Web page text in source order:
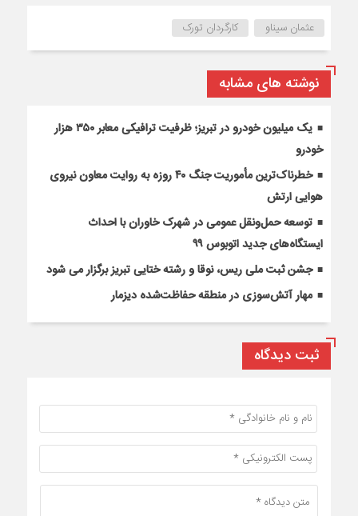
عثمان سیناو کارگردان تورک
نوشته های مشابه
یک میلیون خودرو در تبریز؛ ظرفیت ترافیکی معابر ۳۵۰ هزار
خودرو
خطرناک‌ترین مأموریت جنگ ۴۰ روزه به روایت معاون نیروی
هوایی ارتش
توسعه حمل‌ونقل عمومی در شهرک خاوران با احداث
ایستگاه‌های جدید اتوبوس ۹۹
جشن ثبت ملی ریس، نوقا و رشته ختایی تبریز برگزار می شود
مهار آتش‌سوزی در منطقه حفاظت‌شده دیزمار
ثبت دیدگاه